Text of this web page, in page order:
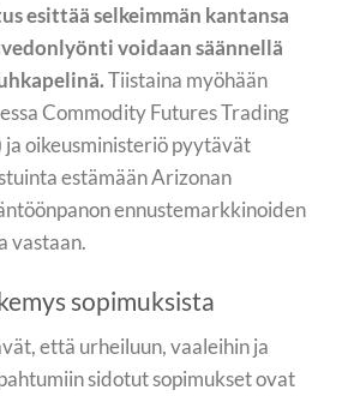
esittää selkeimmän kantansa
voidaan säännellä
Tiistaina myöhään
Commodity Futures Trading
ja oikeusministeriö pyytävät
estämään Arizonan
ennustemarkkinoiden
vastaan.
sopimuksista
että urheiluun, vaaleihin ja
sidotut sopimukset ovat